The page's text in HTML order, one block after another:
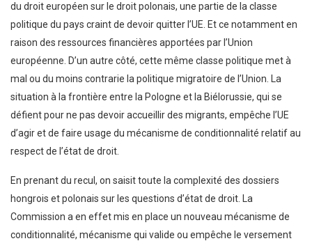
du droit européen sur le droit polonais, une partie de la classe
politique du pays craint de devoir quitter l’UE. Et ce notamment en
raison des ressources financières apportées par l’Union
européenne. D’un autre côté, cette même classe politique met à
mal ou du moins contrarie la politique migratoire de l’Union. La
situation à la frontière entre la Pologne et la Biélorussie, qui se
défient pour ne pas devoir accueillir des migrants, empêche l’UE
d’agir et de faire usage du mécanisme de conditionnalité relatif au
respect de l’état de droit.
En prenant du recul, on saisit toute la complexité des dossiers
hongrois et polonais sur les questions d’état de droit. La
Commission a en effet mis en place un nouveau mécanisme de
conditionnalité, mécanisme qui valide ou empêche le versement